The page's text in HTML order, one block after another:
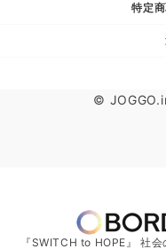
特定
©
『SWITCH to HOPE』 社